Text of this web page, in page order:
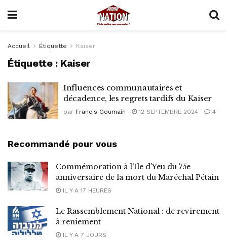
Accueil Étiquette Kaiser
Étiquette : Kaiser
Influences communautaires et
décadence, les regrets tardifs du Kaiser
par Francis Goumain 12 SEPTEMBRE 2024 4
Recommandé pour vous
Commémoration à l’Ile d’Yeu du 75e
anniversaire de la mort du Maréchal Pétain
IL Y A 17 HEURES
Le Rassemblement National : de revirement
à reniement
IL Y A 7 JOURS